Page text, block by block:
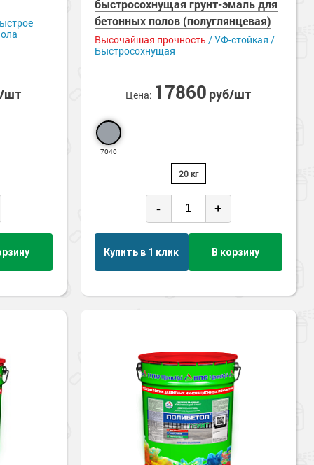
Ударопрочные
Экологичные
шт
быстросохнущая грунт-эмаль для
бетонных полов (полуглянцевая)
Высочайшая прочность / УФ-стойкая /
Быстросохнущая
Цена: 17860 руб/шт
7040
20 кг
- +
Купить в 1 клик В корзину